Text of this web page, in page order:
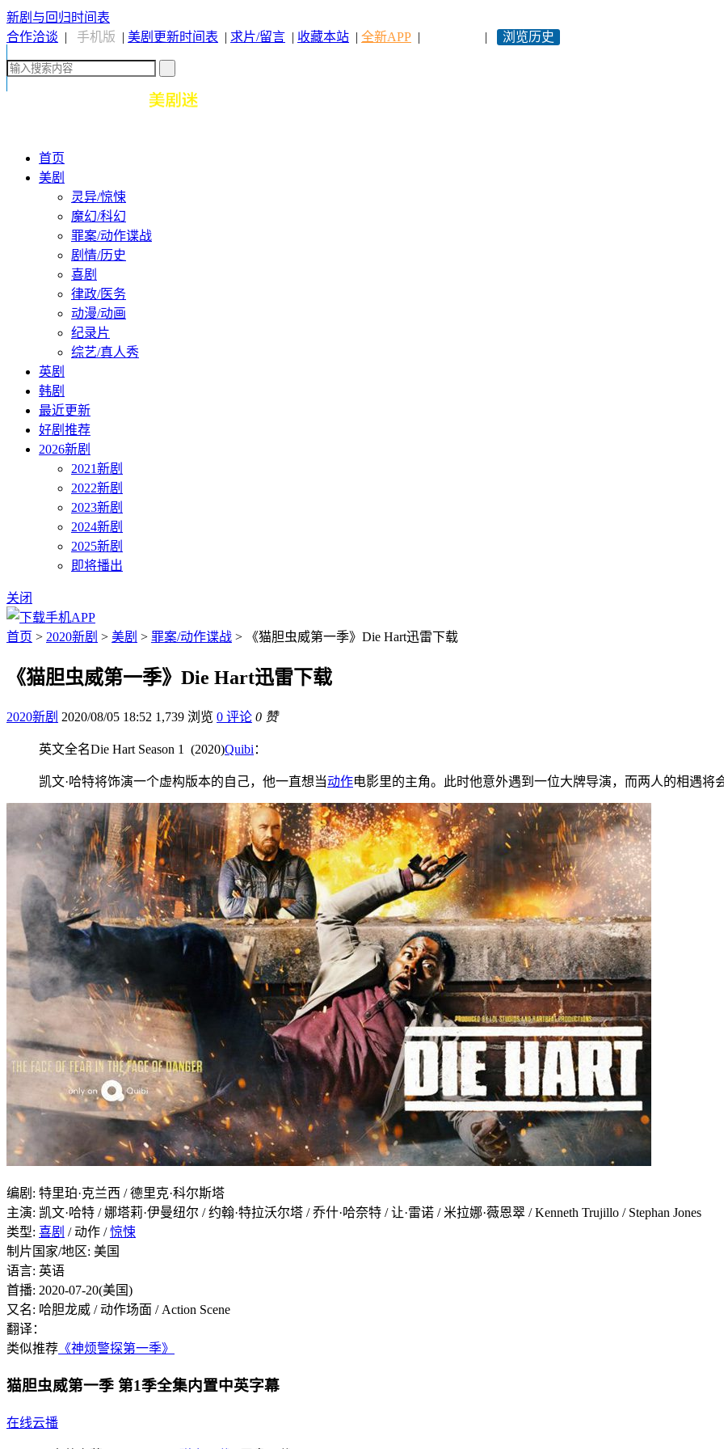
新剧与回归时间表
合作洽谈 | 手机版 | 美剧更新时间表 | 求片/留言 | 收藏本站 | 全新APP | | 浏览历史
首页
美剧
灵异/惊悚
魔幻/科幻
罪案/动作谍战
剧情/历史
喜剧
律政/医务
动漫/动画
纪录片
综艺/真人秀
英剧
韩剧
最近更新
好剧推荐
2026新剧
2021新剧
2022新剧
2023新剧
2024新剧
2025新剧
即将播出
关闭
首页 > 2020新剧 > 美剧 > 罪案/动作谍战 > 《猫胆虫威第一季》Die Hart迅雷下载
《猫胆虫威第一季》Die Hart迅雷下载
2020新剧 2020/08/05 18:52 1,739 浏览 0 评论 0 赞
英文全名Die Hart Season 1 (2020)Quibi ：
凯文·哈特将饰演一个虚构版本的自己，他一直想当动作电影里的主角。此时他意外遇到一位大牌导演，而两人的相遇将
编剧 : 特里珀·克兰西 / 德里克·科尔斯塔
主演: 凯文·哈特 / 娜塔莉·伊曼纽尔 / 约翰·特拉沃尔塔 / 乔什·哈奈特 / 让·雷诺 / 米拉娜·薇恩翠 / Kenneth Trujillo / Stephan Jones
类型: 喜剧 / 动作 /惊悚
制片国家/地区: 美国
语言: 英语
首播: 2020-07-20(美国)
又名: 哈胆龙威 / 动作场面 / Action Scene
翻译：
类似推荐 《神烦警探第一季》
猫胆虫威第一季 第1季全集内置中英字幕
在线云播